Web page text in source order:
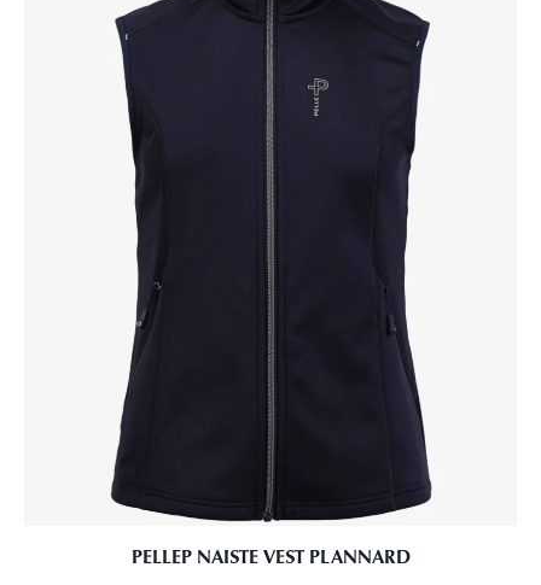
PELLEP NAISTE VEST PLANNARD